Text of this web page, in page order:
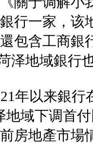
行一家，该
包含工商銀
泽地域銀行
年以来銀
地域下调首
房地產市場